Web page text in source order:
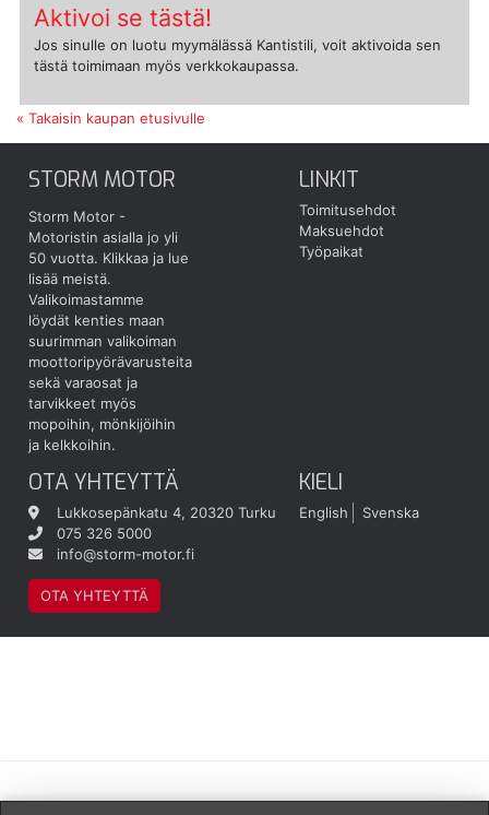
Aktivoi se tästä!
Jos sinulle on luotu myymälässä Kantistili, voit aktivoida sen
tästä toimimaan myös verkkokaupassa.
« Takaisin kaupan etusivulle
STORM MOTOR
Storm Motor -
Motoristin asialla jo yli
50 vuotta. Klikkaa ja lue
lisää meistä.
Valikoimastamme
löydät kenties maan
suurimman valikoiman
moottoripyörävarusteita
sekä varaosat ja
tarvikkeet myös
mopoihin, mönkijöihin
ja kelkkoihin.
LINKIT
Toimitusehdot
Maksuehdot
Työpaikat
OTA YHTEYTTÄ
Lukkosepänkatu 4, 20320 Turku
075 326 5000
info@storm-motor.fi
OTA YHTEYTTÄ
KIELI
English Svenska